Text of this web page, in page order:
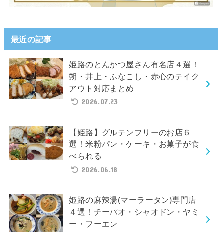
最近の記事
姫路のとんかつ屋さん有名店４選！
朔・井上・ふなこし・赤心のテイク
アウト対応まとめ
2026.07.23
【姫路】グルテンフリーのお店６
選！米粉パン・ケーキ・お菓子が食
べられる
2026.06.18
姫路の麻辣湯(マーラータン)専門店
４選！チーパオ・シャオドン・ヤミ
ー・フーエン